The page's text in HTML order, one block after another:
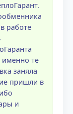
работе
именно те
заняла
пришли в
и